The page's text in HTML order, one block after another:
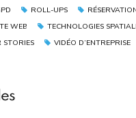
ROLL-UPS
WEB
TECHNOLOGIES
STORIES
VIDÉO D’ENTREPRISE